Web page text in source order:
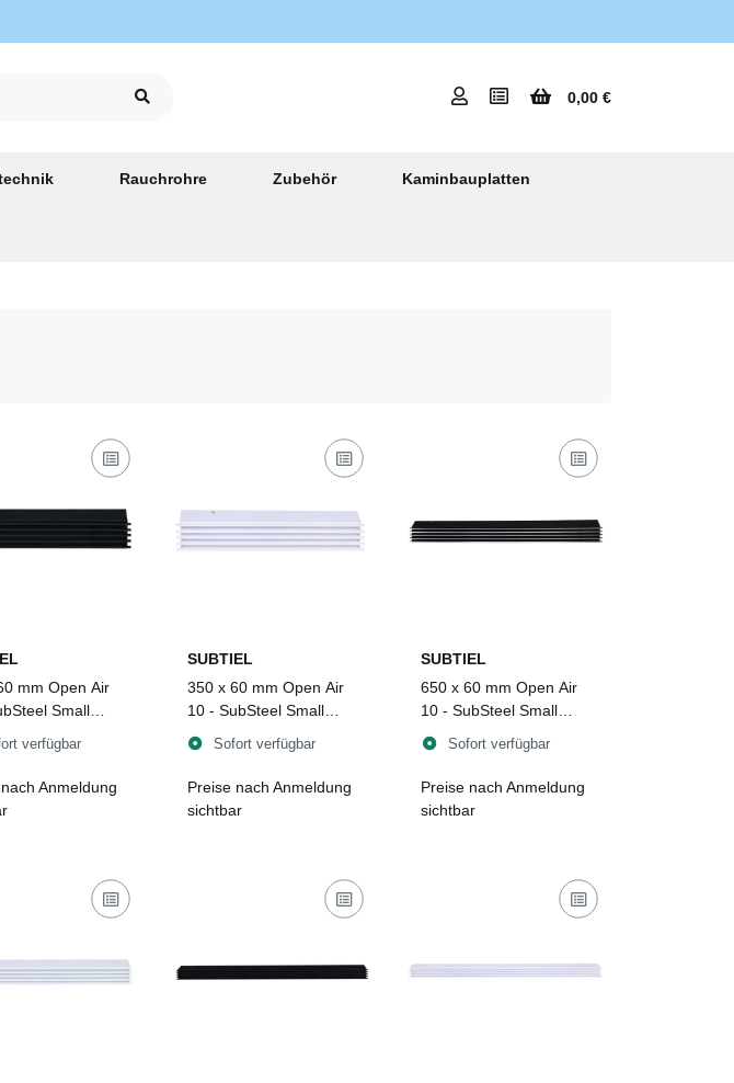
0,00 €
Rauchrohre Zubehör Kaminbauplatten
mm Open Air
Small
schwarz
verfügbar
Anmeldung
SUBTIEL
350 x 60 mm Open Air
10 - SubSteel Small
Luftgitter, weiß
Sofort verfügbar
Preise nach Anmeldung
sichtbar
SUBTIEL
650 x 60 mm Open Air
10 - SubSteel Small
Luftgitter, schwarz mit
Edelstahlfront
Sofort verfügbar
Preise nach Anmeldung
sichtbar